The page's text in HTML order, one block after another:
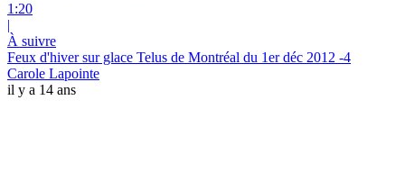
1:20
|
À suivre
Feux d'hiver sur glace Telus de Montréal du 1er déc 2012 -4
Carole Lapointe
il y a 14 ans